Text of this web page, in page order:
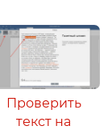
Проверить
текст на